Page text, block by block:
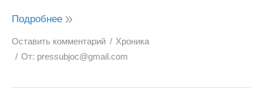
Подробнее
Оставить комментарий
Хроника
От: pressubjoc@gmail.com